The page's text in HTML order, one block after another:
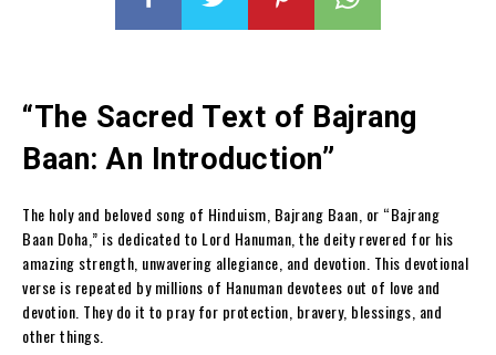
“The Sacred Text of Bajrang
Baan: An Introduction”
The holy and beloved song of Hinduism, Bajrang Baan, or “Bajrang
Baan Doha,” is dedicated to Lord Hanuman, the deity revered for his
amazing strength, unwavering allegiance, and devotion. This devotional
verse is repeated by millions of Hanuman devotees out of love and
devotion. They do it to pray for protection, bravery, blessings, and
other things.